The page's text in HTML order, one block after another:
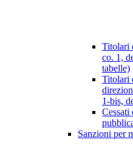
Titolari
co. 1,
tabelle)
Titolari
1-bis,
Cessati
Sanzioni per